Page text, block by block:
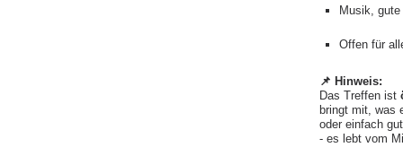
Musik,
Offen für
📌 Hinweis:
Das Treffen ist
bringt mit, was
oder einfach
- es lebt vom